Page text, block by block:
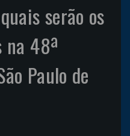
serão os
na 48ª
Paulo de